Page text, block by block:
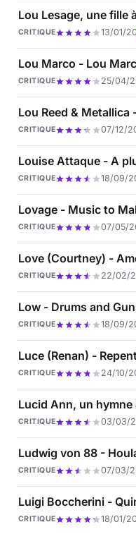
Lou Lesage, une fille
CRITIQUE 13/01/
Lou Marco - Lou
CRITIQUE 25/04/
Lou Reed & Metallica
CRITIQUE 07/12/
Louise Attaque - A
CRITIQUE 18/09/
Lovage - Music to
CRITIQUE 07/05/
Love (Courtney) -
CRITIQUE 22/02/
Low - Drums and
CRITIQUE 18/09/
Luce (Renan) -
CRITIQUE 24/10/
Lucid Ann, un hymne
CRITIQUE 03/03/
Ludwig von 88 -
CRITIQUE 07/03/
Luigi Boccherini -
CRITIQUE 18/01/